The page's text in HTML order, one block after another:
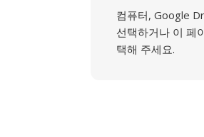
컴퓨터, Google
선택하거나 이 페
택해 주세요.